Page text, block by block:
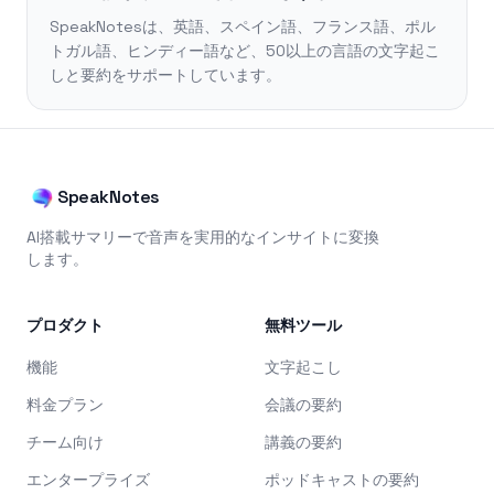
SpeakNotesは、英語、スペイン語、フランス語、ポル
トガル語、ヒンディー語など、50以上の言語の文字起こ
しと要約をサポートしています。
SpeakNotes
AI搭載サマリーで音声を実用的なインサイトに変換
します。
プロダクト
機能
料金プラン
チーム向け
エンタープライズ
無料ツール
文字起こし
会議の要約
講義の要約
ポッドキャストの要約